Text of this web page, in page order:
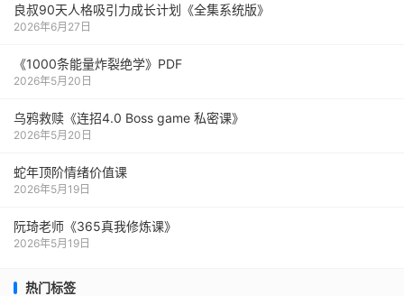
良叔90天人格吸引力成长计划《全集系统版》
2026年6月27日
《1000‮能条‬‎量‮裂炸‬‎绝学》PDF
2026年5月20日
乌鸦救赎《连招4.0 Boss game 私密课》
2026年5月20日
蛇年顶阶情绪价值课
2026年5月19日
阮琦老师《365真我修炼课》
2026年5月19日
热门标签